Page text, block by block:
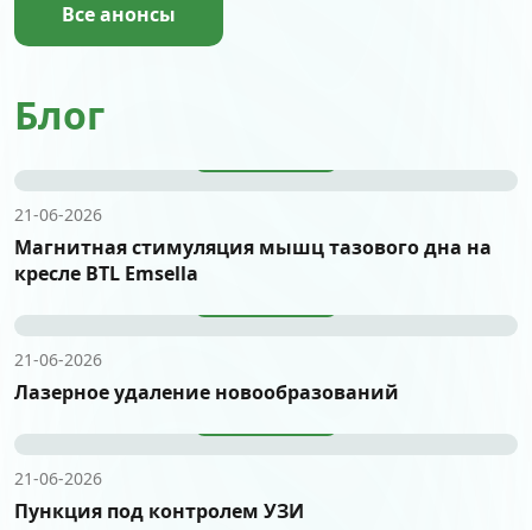
Все анонсы
Блог
21-06-2026
Магнитная стимуляция мышц тазового дна на
кресле BTL Emsella
21-06-2026
Лазерное удаление новообразований
21-06-2026
Пункция под контролем УЗИ